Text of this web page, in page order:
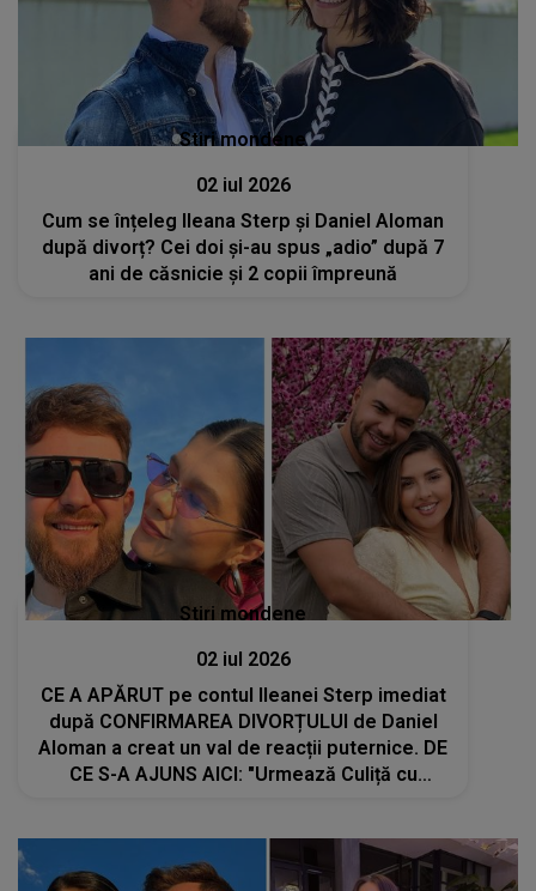
Stiri mondene
02 iul 2026
Cum se înțeleg Ileana Sterp și Daniel Aloman
după divorț? Cei doi și-au spus „adio” după 7
ani de căsnicie și 2 copii împreună
Stiri mondene
02 iul 2026
CE A APĂRUT pe contul Ileanei Sterp imediat
după CONFIRMAREA DIVORȚULUI de Daniel
Aloman a creat un val de reacții puternice. DE
CE S-A AJUNS AICI: "Urmează Culiță cu